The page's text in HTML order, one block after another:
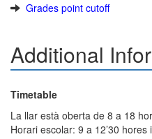
Grades point cutoff
Additional
Timetable
La llar està oberta de 8 a 18
Horari escolar: 9 a 12’30